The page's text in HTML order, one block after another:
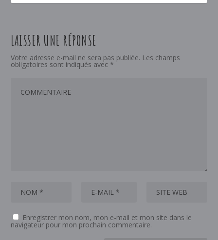
LAISSER UNE RÉPONSE
Votre adresse e-mail ne sera pas publiée. Les champs
obligatoires sont indiqués avec *
Enregistrer mon nom, mon e-mail et mon site dans le
navigateur pour mon prochain commentaire.